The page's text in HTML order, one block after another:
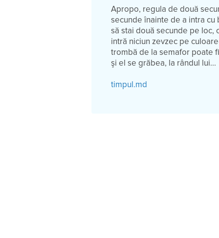
Apropo, regula de două
secunde înainte de a intra
să stai două secunde pe loc,
intră niciun zevzec pe
trombă de la semafor poate
şi el se grăbea, la rândul lui...
timpul.md